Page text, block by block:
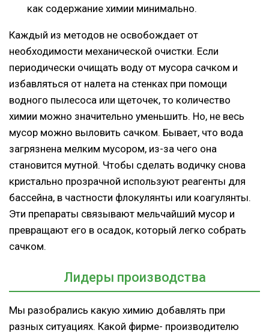
как содержание химии минимально.
Каждый из методов не освобождает от
необходимости механической очистки. Если
периодически очищать воду от мусора сачком и
избавляться от налета на стенках при помощи
водного пылесоса или щеточек, то количество
химии можно значительно уменьшить. Но, не весь
мусор можно выловить сачком. Бывает, что вода
загрязнена мелким мусором, из-за чего она
становится мутной. Чтобы сделать водичку снова
кристально прозрачной используют реагенты для
бассейна, в частности флокулянты или коагулянты.
Эти препараты связывают мельчайший мусор и
превращают его в осадок, который легко собрать
сачком.
Лидеры производства
Мы разобрались какую химию добавлять при
разных ситуациях. Какой фирме- производителю